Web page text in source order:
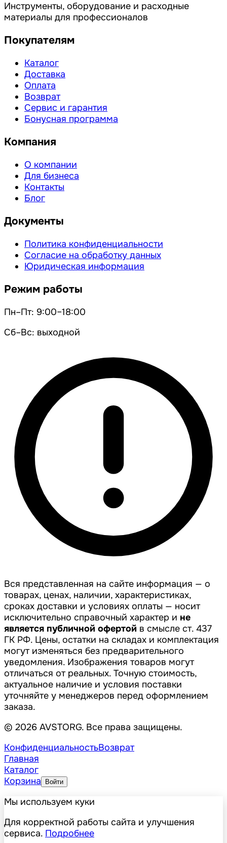
Инструменты, оборудование и расходные
материалы для профессионалов
Покупателям
Каталог
Доставка
Оплата
Возврат
Сервис и гарантия
Бонусная программа
Компания
О компании
Для бизнеса
Контакты
Блог
Документы
Политика конфиденциальности
Согласие на обработку данных
Юридическая информация
Режим работы
Пн–Пт: 9:00–18:00
Сб–Вс: выходной
Вся представленная на сайте информация — о
товарах, ценах, наличии, характеристиках,
сроках доставки и условиях оплаты — носит
исключительно справочный характер и не
является публичной офертой в смысле ст. 437
ГК РФ. Цены, остатки на складах и комплектация
могут изменяться без предварительного
уведомления. Изображения товаров могут
отличаться от реальных. Точную стоимость,
актуальное наличие и условия поставки
уточняйте у менеджеров перед оформлением
заказа.
© 2026 AVSTORG. Все права защищены.
КонфиденциальностьВозврат
Главная
Каталог
Корзина
Войти
Мы используем куки
Для корректной работы сайта и улучшения
сервиса. Подробнее